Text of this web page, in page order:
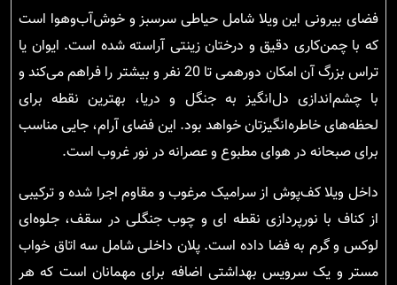
فضای بیرونی این ویلا شامل حیاطی سرسبز و خوش‌آب‌وهوا است
که با چمن‌کاری دقیق و درختان زینتی آراسته شده است. ایوان یا
تراس بزرگ آن امکان دورهمی تا 20 نفر و بیشتر را فراهم می‌کند و
با چشم‌اندازی دل‌انگیز به جنگل و دریا، بهترین نقطه برای
لحظه‌های خاطره‌انگیزتان خواهد بود. این فضای آرام، جایی مناسب
برای صبحانه در هوای مطبوع و عصرانه در نور غروب است.
داخل ویلا کف‌پوش از سرامیک مرغوب و مقاوم اجرا شده و ترکیبی
از کناف با نورپردازی نقطه ای و چوب جنگلی در سقف، جلوه‌ای
لوکس و گرم به فضا داده است. پلان داخلی شامل سه اتاق خواب
مستر و یک سرویس بهداشتی اضافه برای مهمانان است که هر